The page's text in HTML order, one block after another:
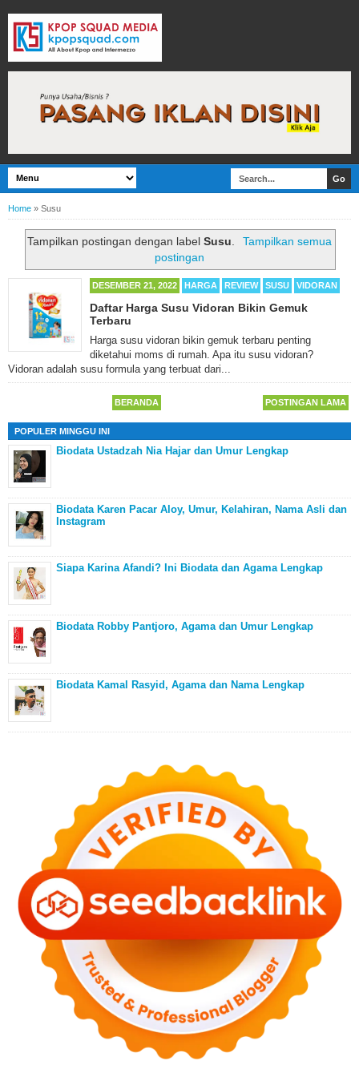
Home » Susu
Tampilkan postingan dengan labelSusu
Tampilkan semua
postingan
DESEMBER 21, 2022 HARGA REVIEW SUSU VIDORAN
Daftar Harga Susu Vidoran Bikin Gemuk
Terbaru
Harga susu vidoran bikin gemuk terbaru penting
diketahui moms di rumah. Apa itu susu vidoran?
Vidoran adalah susu formula yang terbuat dari...
POSTINGAN LAMA
BERANDA
POPULER MINGGU INI
Biodata Ustadzah Nia Hajar dan Umur Lengkap
Biodata Karen Pacar Aloy, Umur, Kelahiran, Nama Asli dan
Instagram
Siapa Karina Afandi? Ini Biodata dan Agama Lengkap
Biodata Robby Pantjoro, Agama dan Umur Lengkap
Biodata Kamal Rasyid, Agama dan Nama Lengkap